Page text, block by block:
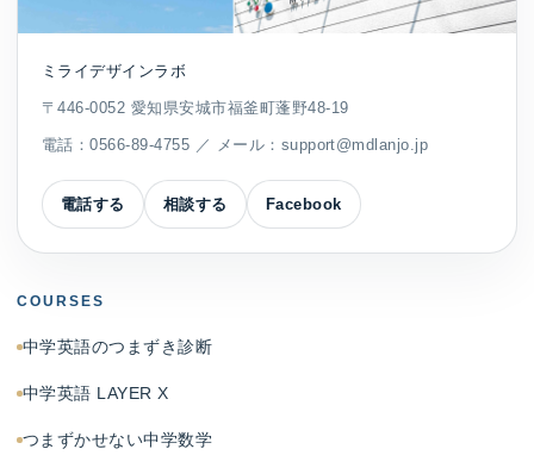
ミライデザインラボ
〒446-0052 愛知県安城市福釜町蓬野48-19
電話：0566-89-4755 ／ メール： support@mdlanjo.jp
電話する 相談する Facebook
COURSES
中学英語のつまずき診断
中学英語 LAYER X
つまずかせない中学数学